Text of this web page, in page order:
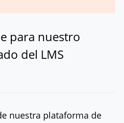
para nuestro
del LMS
nuestra plataforma de